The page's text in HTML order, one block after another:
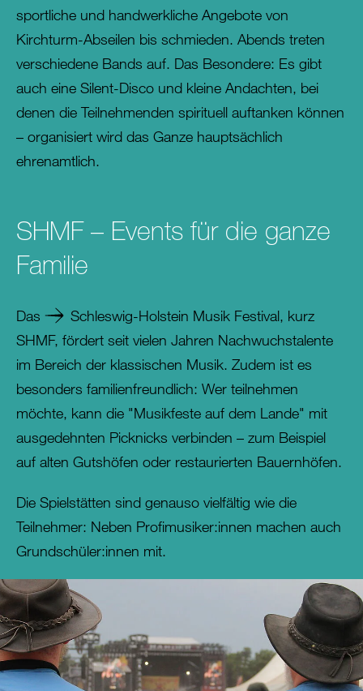
sportliche und handwerkliche Angebote von
Kirchturm-Abseilen bis schmieden. Abends treten
verschiedene Bands auf. Das Besondere: Es gibt
auch eine Silent-Disco und kleine Andachten, bei
denen die Teilnehmenden spirituell auftanken können
– organisiert wird das Ganze hauptsächlich
ehrenamtlich.
SHMF – Events für die ganze
Familie
Das Schleswig-Holstein Musik Festival, kurz
SHMF, fördert seit vielen Jahren Nachwuchstalente
im Bereich der klassischen Musik. Zudem ist es
besonders familienfreundlich: Wer teilnehmen
möchte, kann die "Musikfeste auf dem Lande" mit
ausgedehnten Picknicks verbinden – zum Beispiel
auf alten Gutshöfen oder restaurierten Bauernhöfen.
Die Spielstätten sind genauso vielfältig wie die
Teilnehmer: Neben Profimusiker:innen machen auch
Grundschüler:innen mit.